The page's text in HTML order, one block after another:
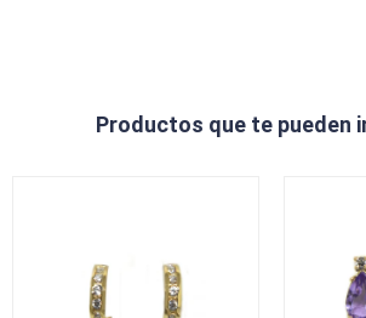
Productos que te pueden